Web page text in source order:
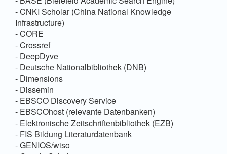
- CNKI Scholar (China National Knowledge
Infrastructure)
- CORE
- Crossref
- DeepDyve
- Deutsche Nationalbibliothek (DNB)
- Dimensions
- Dissemin
- EBSCO Discovery Service
- EBSCOhost (relevante Datenbanken)
- Elektronische Zeitschriftenbibliothek (EZB)
- FIS Bildung Literaturdatenbank
- GENIOS/wiso